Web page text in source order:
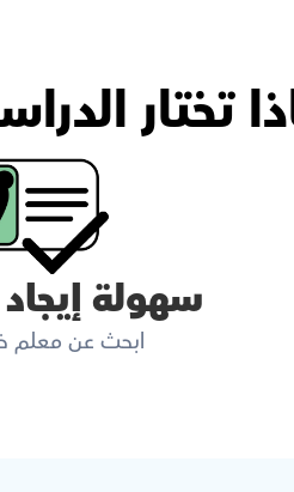
تختار
سهولة
ابحث عن معلم